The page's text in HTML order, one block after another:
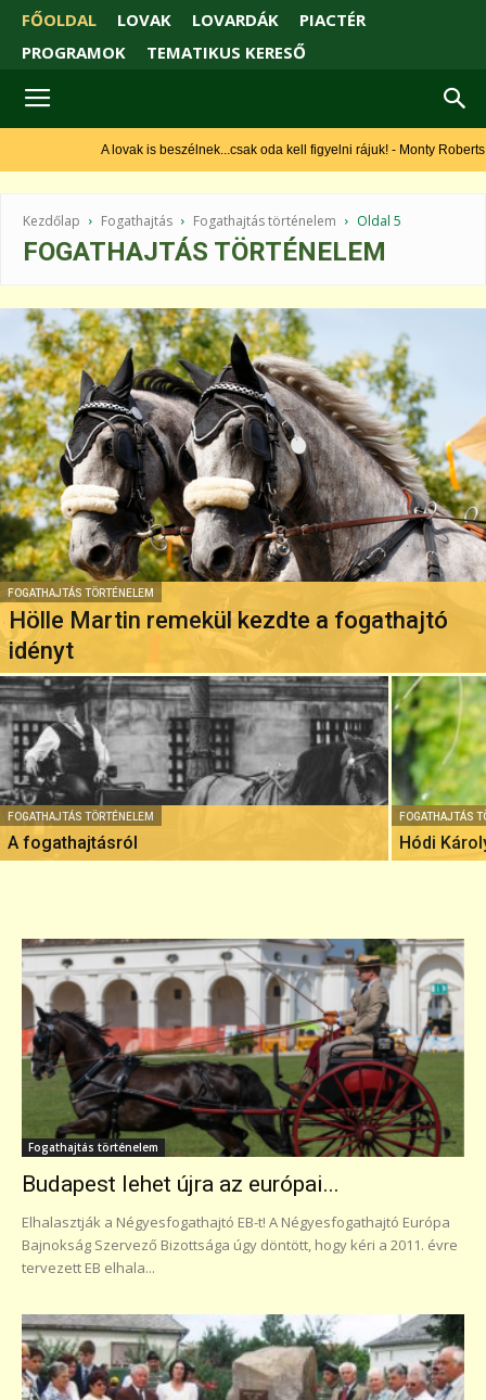
FŐOLDAL LOVAK LOVARDÁK
PIACTÉR
PROGRAMOK
TEMATIKUS KERESŐ
A lovak is beszélnek...csak oda kell figyelni rájuk! - Monty Roberts
Kezdőlap Fogathajtás Fogathajtás történelem Oldal 5
FOGATHAJTÁS TÖRTÉNELEM
FOGATHAJTÁS TÖRTÉNELEM
Hölle Martin remekül kezdte a fogathajtó
idényt
FOGATHAJTÁS TÖRTÉNELEM
A fogathajtásról
FOGATHAJTÁS
Hódi
Fogathajtás történelem
Budapest lehet újra az európai...
Elhalasztják a Négyesfogathajtó EB-t! A Négyesfogathajtó Európa
Bajnokság Szervező Bizottsága úgy döntött, hogy kéri a 2011. évre
tervezett EB elhala...